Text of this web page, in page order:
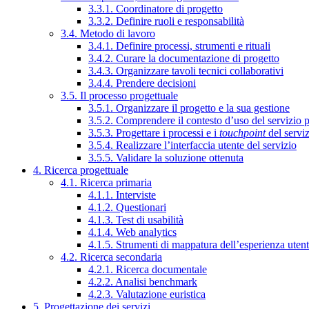
3.3.1. Coordinatore di progetto
3.3.2. Definire ruoli e responsabilità
3.4. Metodo di lavoro
3.4.1. Definire processi, strumenti e rituali
3.4.2. Curare la documentazione di progetto
3.4.3. Organizzare tavoli tecnici collaborativi
3.4.4. Prendere decisioni
3.5. Il processo progettuale
3.5.1. Organizzare il progetto e la sua gestione
3.5.2. Comprendere il contesto d’uso del servizio
3.5.3. Progettare i processi e i touchpointdel
3.5.4. Realizzare l’interfaccia utente del servizio
3.5.5. Validare la soluzione ottenuta
4. Ricerca progettuale
4.1. Ricerca primaria
4.1.1. Interviste
4.1.2. Questionari
4.1.3. Test di usabilità
4.1.4. Web analytics
4.1.5. Strumenti di mappatura dell’esperienza
4.2. Ricerca secondaria
4.2.1. Ricerca documentale
4.2.2. Analisi benchmark
4.2.3. Valutazione euristica
5. Progettazione dei servizi